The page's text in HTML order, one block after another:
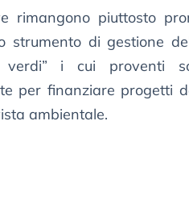
rimangono piuttosto
strumento di gestione
verdi” i cui proventi
per finanziare progetti
ambientale.